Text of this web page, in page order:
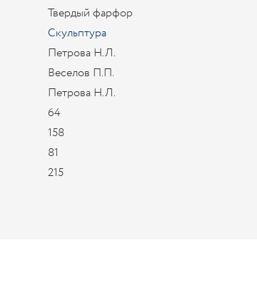
Твердый фарфор
Скульптура
Петрова Н.Л.
Веселов П.П.
Петрова Н.Л.
64
158
81
215